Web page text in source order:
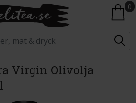
0
Virgin Olivolja